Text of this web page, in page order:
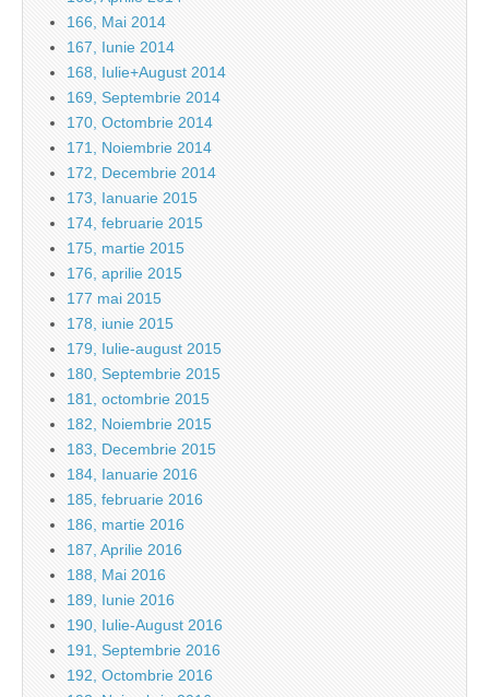
166, Mai 2014
167, Iunie 2014
168, Iulie+August 2014
169, Septembrie 2014
170, Octombrie 2014
171, Noiembrie 2014
172, Decembrie 2014
173, Ianuarie 2015
174, februarie 2015
175, martie 2015
176, aprilie 2015
177 mai 2015
178, iunie 2015
179, Iulie-august 2015
180, Septembrie 2015
181, octombrie 2015
182, Noiembrie 2015
183, Decembrie 2015
184, Ianuarie 2016
185, februarie 2016
186, martie 2016
187, Aprilie 2016
188, Mai 2016
189, Iunie 2016
190, Iulie-August 2016
191, Septembrie 2016
192, Octombrie 2016